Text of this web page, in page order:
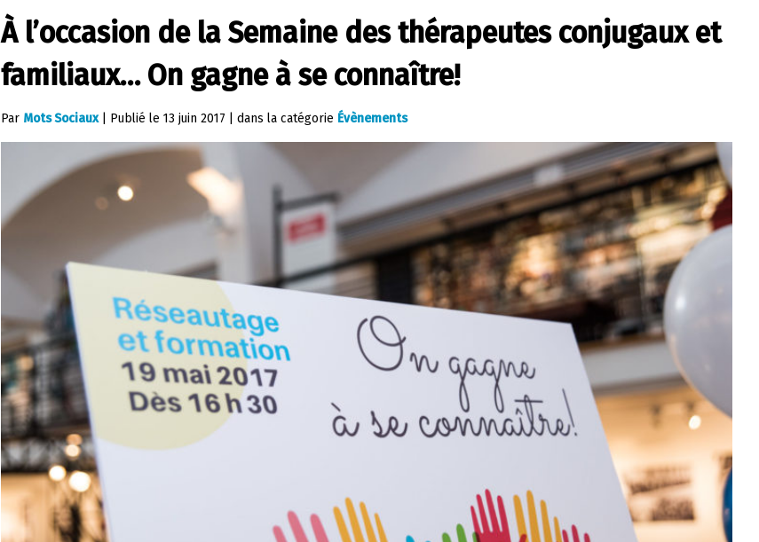
À l’occasion de la Semaine des thérapeutes conjugaux et
familiaux… On gagne à se connaître!
Par Mots Sociaux| Publié le 13 juin 2017 dans la catégorie Évènements